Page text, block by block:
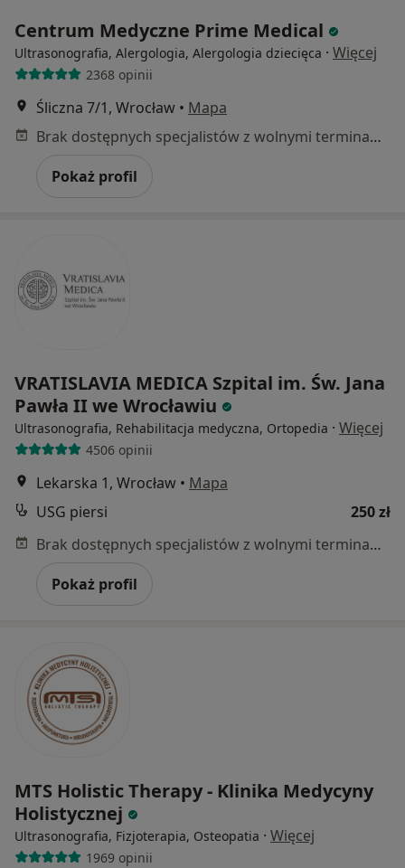
Centrum Medyczne Prime Medical
Ultrasonografia, Alergologia, Alergologia dziecięca · Więcej
2368 opinii
Śliczna 7/1, Wrocław • Mapa
Brak dostępnych specjalistów z wolnymi terminami w tym centrum medycznym.
Pokaż profil
VRATISLAVIA MEDICA Szpital im. Św. Jana
Pawła II we Wrocławiu
Ultrasonografia, Rehabilitacja medyczna, Ortopedia · Więcej
4506 opinii
Lekarska 1, Wrocław • Mapa
USG piersi
250 zł
Brak dostępnych specjalistów z wolnymi terminami w tym centrum medycznym.
Pokaż profil
MTS Holistic Therapy - Klinika Medycyny
Holistycznej
Ultrasonografia, Fizjoterapia, Osteopatia · Więcej
1969 opinii